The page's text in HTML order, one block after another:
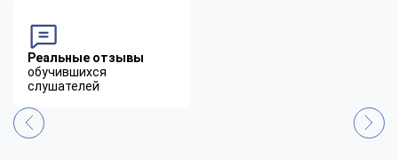
Реальные отзывы
обучившихся
слушателей